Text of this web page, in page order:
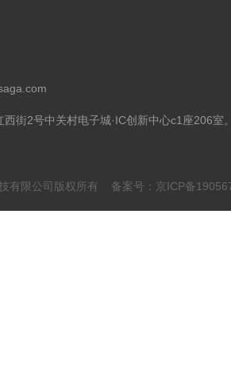
西街2号中关村电子城·IC创新中心c1座206室
有限公司版权所有 备案号：京ICP备